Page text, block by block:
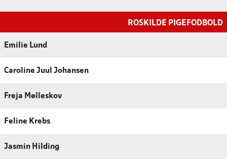
ROSKILDE PIGEFODBOLD
Emilie Lund
Caroline Juul Johansen
Freja Mølleskov
Feline Krebs
Jasmin Hilding